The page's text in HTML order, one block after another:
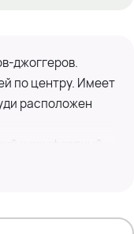
джоггеров.
по центру. Имеет
расположен
и комфортный,